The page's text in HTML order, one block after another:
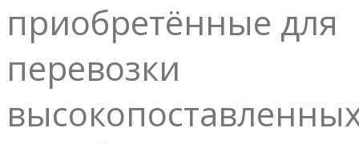
приобретённые для
перевозки